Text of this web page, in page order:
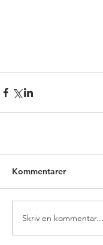
Kommentarer
Skriv en kommentar...